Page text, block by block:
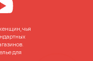
чья
для